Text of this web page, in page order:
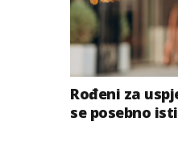
Rođeni za
se posebno